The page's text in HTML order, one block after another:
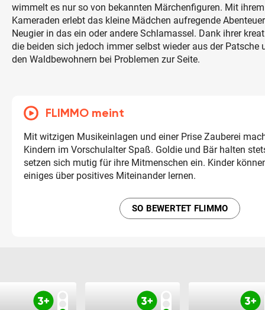
wimmelt es nur so von bekannten Märchenfiguren. Mit
Kameraden erlebt das kleine Mädchen aufregende
Neugier in das ein oder andere Schlamassel. Dank ihrer
die beiden sich jedoch immer selbst wieder aus der Patsche
den Waldbewohnern bei Problemen zur Seite.
FLIMMO meint
Mit witzigen Musikeinlagen und einer Prise Zauberei
Kindern im Vorschulalter Spaß. Goldie und Bär halten
setzen sich mutig für ihre Mitmenschen ein. Kinder
einiges über positives Miteinander lernen.
SO BEWERTET FLIMMO